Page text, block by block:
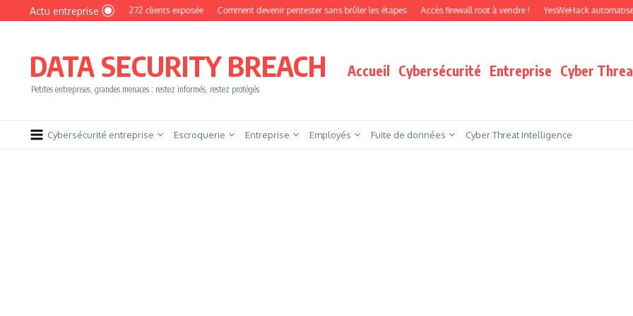
Aller au contenu
Actu entreprise
: une base de 16 272 clients exposée Comment devenir pentester sans brûler les étapes Accès firewall root à vendre ! YesWeHack automatise le
DATA SECURITY BREACH
Petites entreprises, grandes menaces : restez informés, restez protégés
Accueil Cybersécurité Entreprise Cyber
Cybersécurité entreprise Escroquerie Entreprise Employés Fuite de données Cyber Threat Intelligence